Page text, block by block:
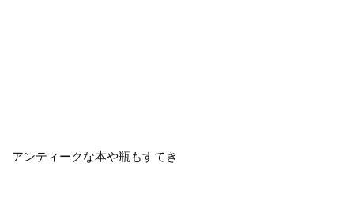
アンティークな本や瓶もすてき